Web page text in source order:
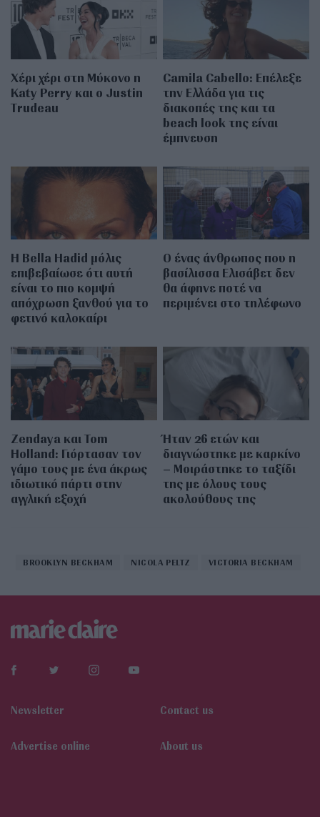
Χέρι χέρι στη Μύκονο η
Katy Perry και ο Justin
Trudeau
Camila Cabello: Επέλεξε
την Ελλάδα για τις
διακοπές της και τα
beach look της είναι
έμπνευση
Η Bella Hadid μόλις
επιβεβαίωσε ότι αυτή
είναι το πιο κομψή
απόχρωση ξανθού για το
φετινό καλοκαίρι
Ο ένας άνθρωπος που η
βασίλισσα Ελισάβετ δεν
θα άφηνε ποτέ να
περιμένει στο τηλέφωνο
Zendaya και Tom
Holland: Γιόρτασαν τον
γάμο τους με ένα άκρως
ιδιωτικό πάρτι στην
αγγλική εξοχή
Ήταν 26 ετών και
διαγνώστηκε με καρκίνο
– Μοιράστηκε το ταξίδι
της με όλους τους
ακολούθους της
BROOKLYN BECKHAM NICOLA PELTZ VICTORIA BECKHAM
Newsletter Contact us
Αdvertise online About us